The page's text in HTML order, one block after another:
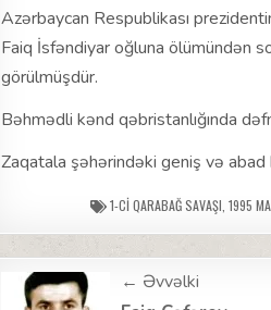
Azərbaycan Respublikası
Faiq İsfəndiyar oğluna ölümündən
görülmüşdür.
Bəhmədli kənd qəbristanlığında
Zaqatala şəhərindəki geniş və abad
1-CI QARABAĞ SAVAŞI 1995
Post ← Əvvəlki